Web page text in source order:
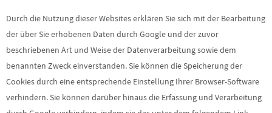
Durch die Nutzung dieser Websites erklären Sie sich mit der Bearbeitung
der über Sie erhobenen Daten durch Google und der zuvor
beschriebenen Art und Weise der Datenverarbeitung sowie dem
benannten Zweck einverstanden. Sie können die Speicherung der
Cookies durch eine entsprechende Einstellung Ihrer Browser-Software
verhindern. Sie können darüber hinaus die Erfassung und Verarbeitung